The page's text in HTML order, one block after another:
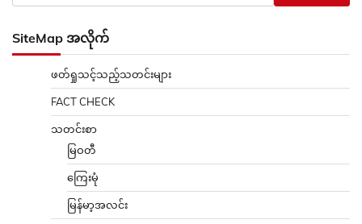
SiteMap အလိုက်
ဖတ်ရှုသင့်သည့်သတင်းများ
FACT CHECK
သတင်းစာ
မြဝတီ
ကြေးမုံ
မြန်မာ့အလင်း